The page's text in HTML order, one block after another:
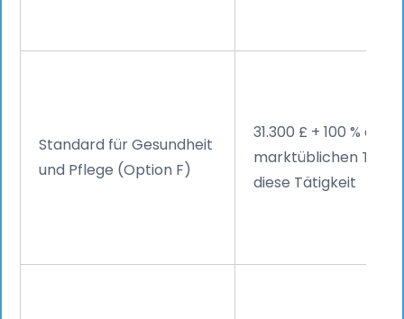
Standard für Gesundheit
und Pflege (Option F)
31.300 £ + 100 % des
marktüblichen
diese Tätigkeit